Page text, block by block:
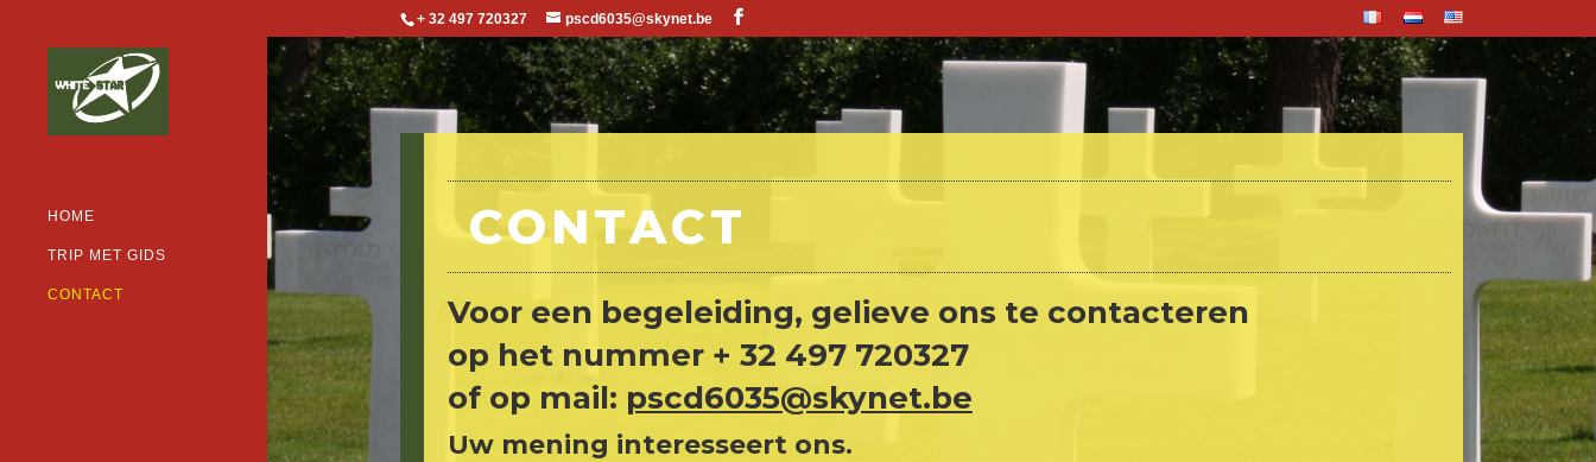
+ 32 497 720327 pscd6035@skynet.be
HOME
TRIP MET GIDS
CONTACT
CONTACT
Voor een begeleiding, gelieve ons te contacteren
op het nummer + 32 497 720327
of op mail: pscd6035@skynet.be
Uw mening interesseert ons.